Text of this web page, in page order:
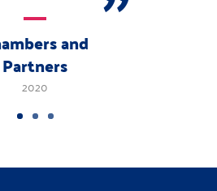
and
Partners
2020